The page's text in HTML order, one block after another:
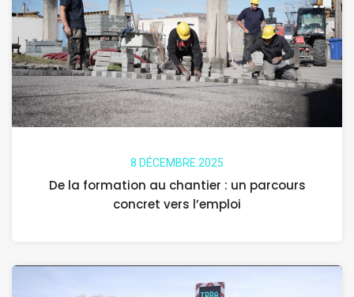
8 DÉCEMBRE 2025
De la formation au chantier : un parcours
concret vers l’emploi